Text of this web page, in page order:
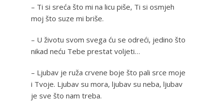
– Ti si sreća što mi na licu piše, Ti si osmjeh
moj što suze mi briše.
– U životu svom svega ću se odreći, jedino što
nikad neću Tebe prestat voljeti…
– Ljubav je ruža crvene boje što pali srce moje
i Tvoje. Ljubav su mora, ljubav su neba, ljubav
je sve što nam treba.